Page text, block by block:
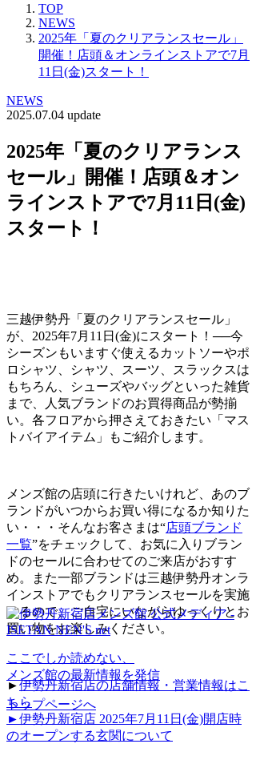
TOP
NEWS
2025年「夏のクリアランスセール」
開催！店頭＆オンラインストアで7月
11日(金)スタート！
NEWS
2025.07.04 update
2025年「夏のクリアランス
セール」開催！店頭＆オン
ラインストアで7月11日(金)
スタート！
三越伊勢丹「夏のクリアランスセール」
が、2025年7月11日(金)にスタート！──今
シーズンもいますぐ使えるカットソーやポ
ロシャツ、シャツ、スーツ、スラックスは
もちろん、シューズやバッグといった雑貨
まで、人気ブランドのお買得商品が勢揃
い。各フロアから押さえておきたい「マス
トバイアイテム」もご紹介します。
メンズ館の店頭に行きたいけれど、あのブ
ランドがいつからお買い得になるか知りた
い・・・そんなお客さまは“店頭ブランド
一覧”をチェックして、お気に入りブラン
ドのセールに合わせてのご来店がおすす
め。また一部ブランドは三越伊勢丹オンラ
インストアでもクリアランスセールを実施
するので、ご自宅にいながらゆっくりとお
買い物をお楽しみください。
►伊勢丹新宿店の店舗情報・営業情報はこ
ちら
►伊勢丹新宿店 2025年7月11日(金)開店時
のオープンする玄関について
ここでしか読めない、
メンズ館の最新情報を発信
トップページへ